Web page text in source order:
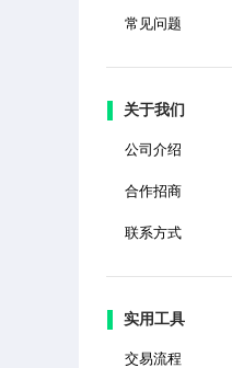
常见问题
关于我们
公司介绍
合作招商
联系方式
实用工具
交易流程